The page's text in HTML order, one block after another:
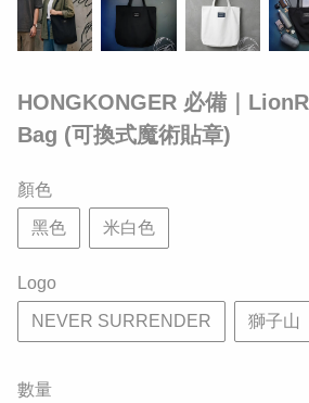
HONGKONGER 必備｜
Bag (可換式魔術貼章)
顏色
黑色 米白色
Logo
NEVER SURRENDER 獅子山
數量